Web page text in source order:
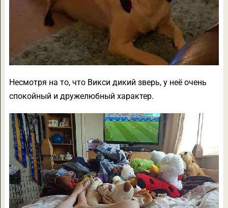
Несмотря на то, что Викси дикий зверь, у неё очень
спокойный и дружелюбный характер.